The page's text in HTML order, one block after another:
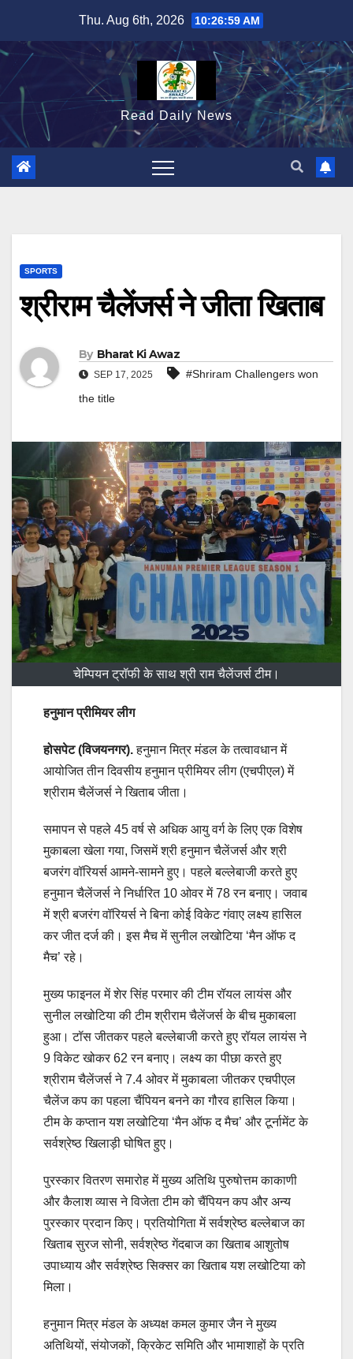
content
Thu. Aug 6th, 2026 10:27:01 AM
Read Daily News
SPORTS
श्रीराम चैलेंजर्स ने जीता खिताब
By Bharat Ki Awaz
SEP 17, 2025
#Shriram Challengers won
the title
चेम्पियन ट्रॉफी के साथ श्री राम चैलेंजर्स टीम।
हनुमान प्रीमियर लीग
होसपेट (विजयनगर).हनुमान मित्र मंडल के तत्वावधान में
आयोजित तीन दिवसीय हनुमान प्रीमियर लीग (एचपीएल) में
श्रीराम चैलेंजर्स ने खिताब जीता।
समापन से पहले 45 वर्ष से अधिक आयु वर्ग के लिए एक विशेष
मुकाबला खेला गया, जिसमें श्री हनुमान चैलेंजर्स और श्री
बजरंग वॉरियर्स आमने-सामने हुए। पहले बल्लेबाजी करते हुए
हनुमान चैलेंजर्स ने निर्धारित 10 ओवर में 78 रन बनाए। जवाब
में श्री बजरंग वॉरियर्स ने बिना कोई विकेट गंवाए लक्ष्य हासिल
कर जीत दर्ज की। इस मैच में सुनील लखोटिया ‘मैन ऑफ द
मैच’ रहे।
मुख्य फाइनल में शेर सिंह परमार की टीम रॉयल लायंस और
सुनील लखोटिया की टीम श्रीराम चैलेंजर्स के बीच मुकाबला
हुआ। टॉस जीतकर पहले बल्लेबाजी करते हुए रॉयल लायंस ने
9 विकेट खोकर 62 रन बनाए। लक्ष्य का पीछा करते हुए
श्रीराम चैलेंजर्स ने 7.4 ओवर में मुकाबला जीतकर एचपीएल
चैलेंज कप का पहला चैंपियन बनने का गौरव हासिल किया।
टीम के कप्तान यश लखोटिया ‘मैन ऑफ द मैच’ और टूर्नामेंट के
सर्वश्रेष्ठ खिलाड़ी घोषित हुए।
पुरस्कार वितरण समारोह में मुख्य अतिथि पुरुषोत्तम काकाणी
और कैलाश व्यास ने विजेता टीम को चैंपियन कप और अन्य
पुरस्कार प्रदान किए। प्रतियोगिता में सर्वश्रेष्ठ बल्लेबाज का
खिताब सुरज सोनी, सर्वश्रेष्ठ गेंदबाज का खिताब आशुतोष
उपाध्याय और सर्वश्रेष्ठ सिक्सर का खिताब यश लखोटिया को
मिला।
हनुमान मित्र मंडल के अध्यक्ष कमल कुमार जैन ने मुख्य
अतिथियों, संयोजकों, क्रिकेट समिति और भामाशाहों के प्रति